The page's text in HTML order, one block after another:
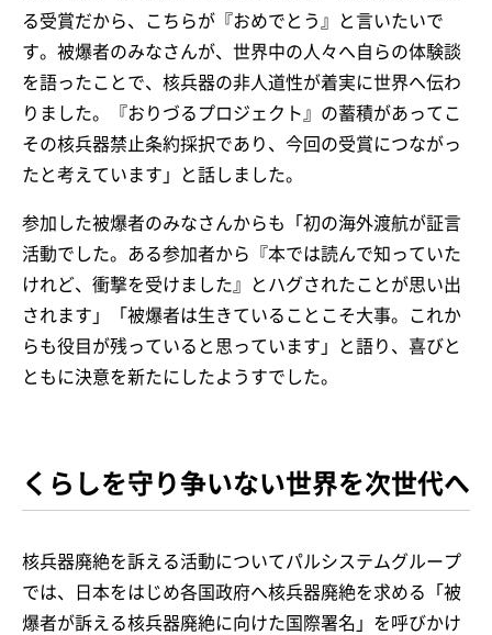
る受賞だから、こちらが『おめでとう』と言いたいで
す。被爆者のみなさんが、世界中の人々へ自らの体験談
を語ったことで、核兵器の非人道性が着実に世界へ伝わ
りました。『おりづるプロジェクト』の蓄積があってこ
その核兵器禁止条約採択であり、今回の受賞につながっ
たと考えています」と話しました。
参加した被爆者のみなさんからも「初の海外渡航が証言
活動でした。ある参加者から『本では読んで知っていた
けれど、衝撃を受けました』とハグされたことが思い出
されます」「被爆者は生きていることこそ大事。これか
らも役目が残っていると思っています」と語り、喜びと
ともに決意を新たにしたようすでした。
くらしを守り争いない世界を次世代へ
核兵器廃絶を訴える活動についてパルシステムグループ
では、日本をはじめ各国政府へ核兵器廃絶を求める「被
爆者が訴える核兵器廃絶に向けた国際署名」を呼びかけ